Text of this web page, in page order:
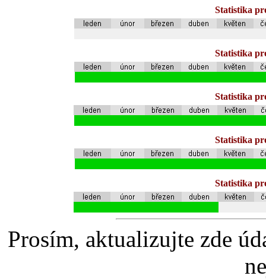
Statistika
Statistika
Statistika
Statistika
Statistika
Prosím, aktualizujte zde